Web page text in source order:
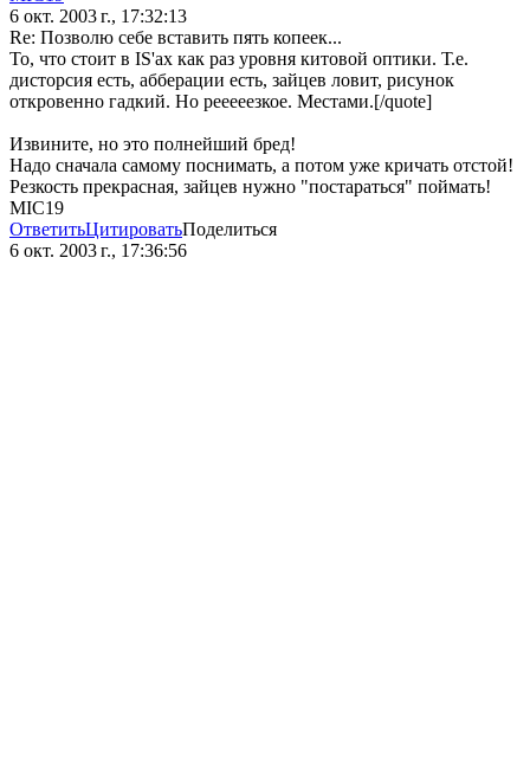
6 окт. 2003 г., 17:32:13
Re: Позволю себе вставить пять копеек...
То, что стоит в IS'ах как раз уровня китовой оптики. Т.е.
дисторсия есть, абберации есть, зайцев ловит, рисунок
откровенно гадкий. Но рееееезкое. Местами.[/quote]
Извините, но это полнейший бред!
Надо сначала самому поснимать, а потом уже кричать отстой!
Резкость прекрасная, зайцев нужно "постараться" поймать!
MIC19
ОтветитьЦитироватьПоделиться
6 окт. 2003 г., 17:36:56